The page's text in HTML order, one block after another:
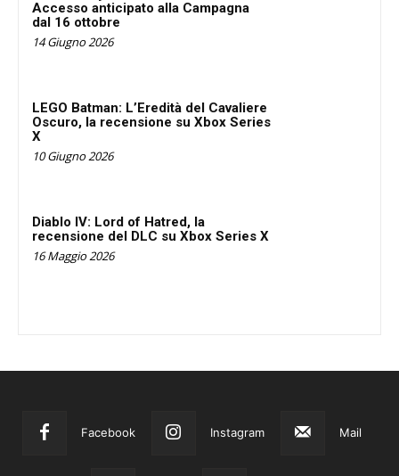
Accesso anticipato alla Campagna
dal 16 ottobre
14 Giugno 2026
LEGO Batman: L’Eredità del Cavaliere
Oscuro, la recensione su Xbox Series
X
10 Giugno 2026
Diablo IV: Lord of Hatred, la
recensione del DLC su Xbox Series X
16 Maggio 2026
Facebook Instagram Mail